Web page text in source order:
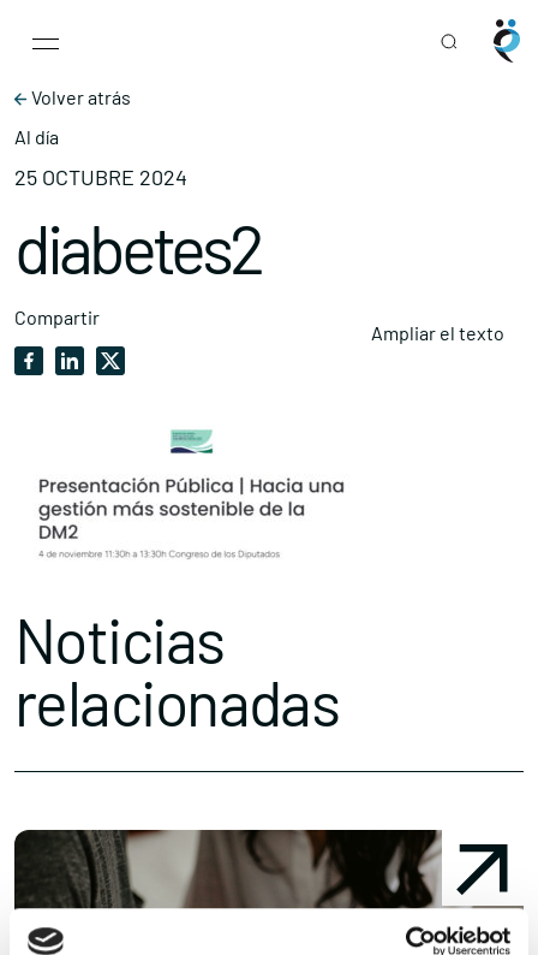
Main Navigation
Volver atrás
Al día
25 OCTUBRE 2024
diabetes2
Compartir
Ampliar el texto
Noticias
relacionadas